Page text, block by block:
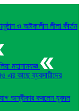
ও অষ্টকালীন লীলা কীর্তন
মহানামযজ্ঞ
এর কাছে ব্যবসায়ীদের
অস্বীকার করলেন যুবদল